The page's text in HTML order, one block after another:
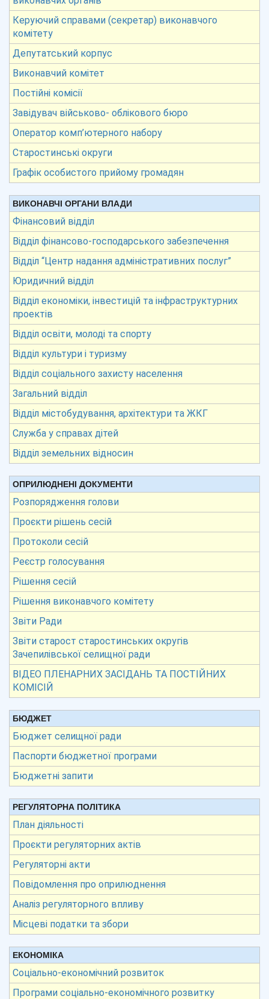
Керуючий справами (секретар) виконавчого
комітету
Депутатський корпус
Виконавчий комітет
Постійні комісії
Завідувач військово- облікового бюро
Оператор комп’ютерного набору
Старостинські округи
Графік особистого прийому громадян
ВИКОНАВЧІ ОРГАНИ ВЛАДИ
Фінансовий відділ
Відділ фінансово-господарського забезпечення
Відділ “Центр надання адміністративних послуг”
Юридичний відділ
Відділ економіки, інвестицій та інфраструктурних
проектів
Відділ освіти, молоді та спорту
Відділ культури і туризму
Відділ соціального захисту населення
Загальний відділ
Відділ містобудування, архітектури та ЖКГ
Служба у справах дітей
Відділ земельних відносин
ОПРИЛЮДНЕНІ ДОКУМЕНТИ
Розпорядження голови
Проєкти рішень сесій
Протоколи сесій
Реєстр голосування
Рішення сесій
Рішення виконавчого комітету
Звіти Ради
Звіти старост старостинських округів
Зачепилівської селищної ради
ВІДЕО ПЛЕНАРНИХ ЗАСІДАНЬ ТА ПОСТІЙНИХ
КОМІСІЙ
БЮДЖЕТ
Бюджет селищної ради
Паспорти бюджетної програми
Бюджетні запити
РЕГУЛЯТОРНА ПОЛІТИКА
План діяльності
Проєкти регуляторних актів
Регуляторні акти
Повідомлення про оприлюднення
Аналіз регуляторного впливу
Місцеві податки та збори
ЕКОНОМІКА
Соціально-економічний розвиток
Програми соціально-економічного розвитку